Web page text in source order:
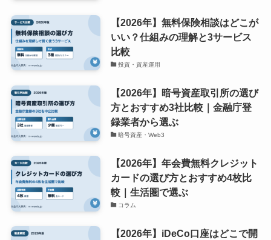
【2026年】無料保険相談はどこが
いい？仕組みの理解と3サービス
比較
投資・資産運用
【2026年】暗号資産取引所の選び
方とおすすめ3社比較｜金融庁登
録業者から選ぶ
暗号資産・Web3
【2026年】年会費無料クレジット
カードの選び方とおすすめ4枚比
較｜生活圏で選ぶ
コラム
【2026年】iDeCo口座はどこで開